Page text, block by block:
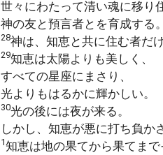
世々にわたって清い魂に移り
神の友と預言者とを育成する。
28神は、知恵と共に住む者だ
29知恵は太陽よりも美しく、
すべての星座にまさり、
光よりもはるかに輝かしい。
30光の後には夜が来る。
しかし、知恵が悪に打ち負か
1知恵は地の果てから果てまで